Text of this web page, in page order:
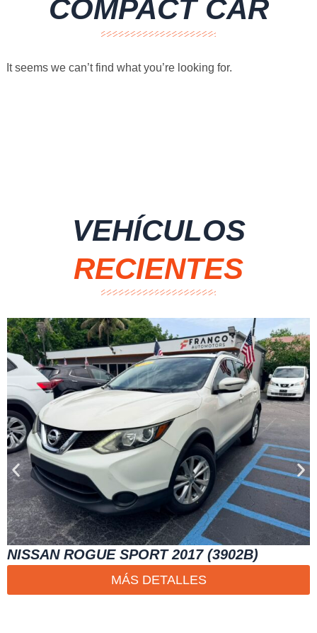
COMPACT CAR
It seems we can’t find what you’re looking for.
VEHÍCULOS
RECIENTES
NISSAN ROGUE SPORT 2017 (3902B)
MÁS DETALLES